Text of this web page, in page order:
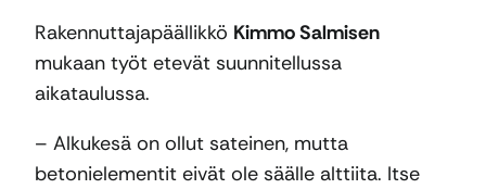
Rakennuttajapäällikkö Kimmo Salmisen
mukaan työt etevät suunnitellussa
aikataulussa.
– Alkukesä on ollut sateinen, mutta
betonielementit eivät ole säälle alttiita. Itse